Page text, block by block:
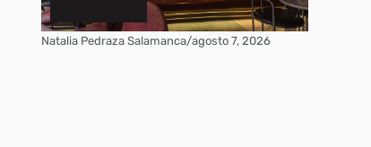
Natalia Pedraza Salamanca/agosto 7, 2026